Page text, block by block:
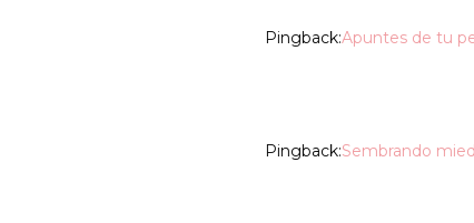
Pingback:Apuntes de tu
Pingback:Sembrando